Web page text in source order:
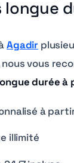
Agadir
vous
durée
à
illimité